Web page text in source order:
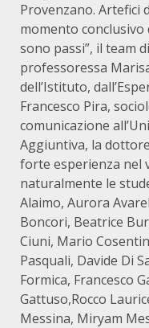
Provenzano. Artefici
momento conclusivo
sono passi”, il team
professoressa
dell’Istituto,
Francesco Pira,
comunicazione
Aggiuntiva, la
forte esperienza nel
naturalmente le
Alaimo, Aurora
Boncori, Beatrice
Ciuni, Mario
Pasquali, Davide Di
Formica, Francesco
Gattuso,Rocco
Messina, Miryam